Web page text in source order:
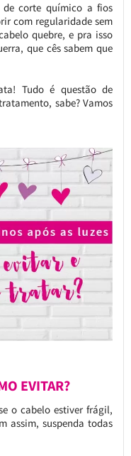
corte químico a fios
com regularidade sem
quebre, e pra isso
que cês sabem que
Tudo é questão de
sabe? Vamos
EVITAR?
o cabelo estiver frágil,
assim, suspenda todas